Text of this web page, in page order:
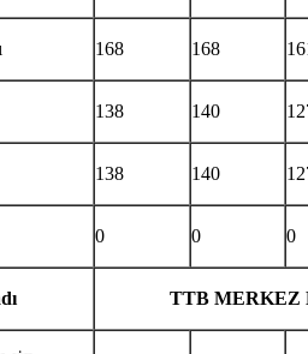
168 168
138 140
138 140
0 0 0
TTB MERKEZ